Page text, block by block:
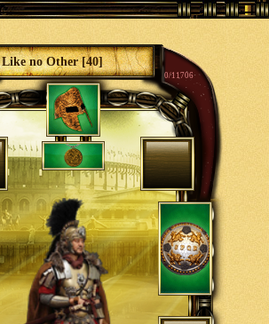
Like no Other [40]
0/11706